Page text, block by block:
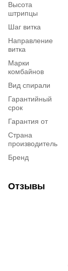
Высота
штрипцы
Шаг витка
Направление
витка
Марки
комбайнов
Вид спирали
Гарантийный
срок
Гарантия от
Страна
производитель
Бренд
Отзывы